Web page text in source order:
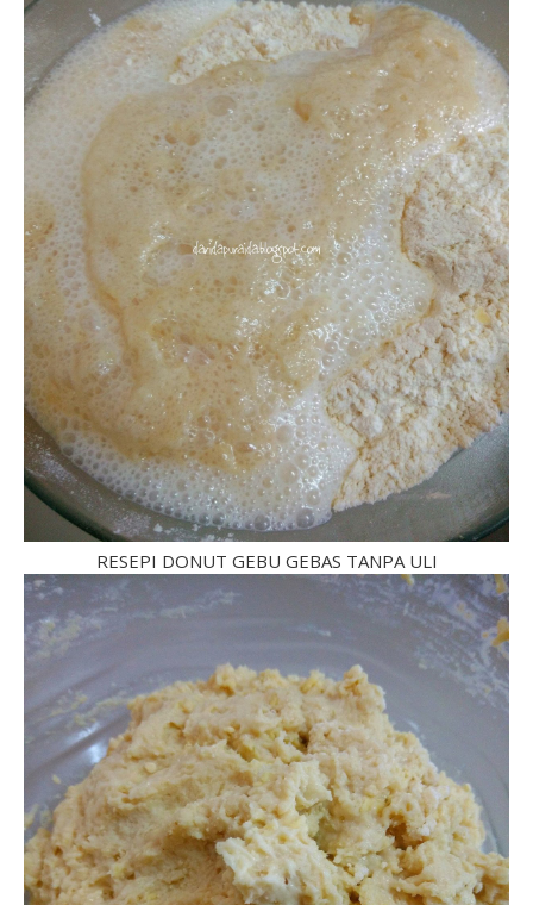
RESEPI DONUT GEBU GEBAS TANPA ULI